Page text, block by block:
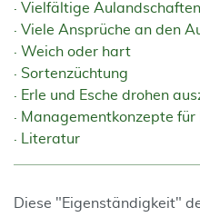
Vielfältige
Viele Ansprüche an den
Weich oder hart
Sortenzüchtung
Erle und Esche drohen
Managementkonzepte für
Literatur
Diese "Eigenständigkeit"